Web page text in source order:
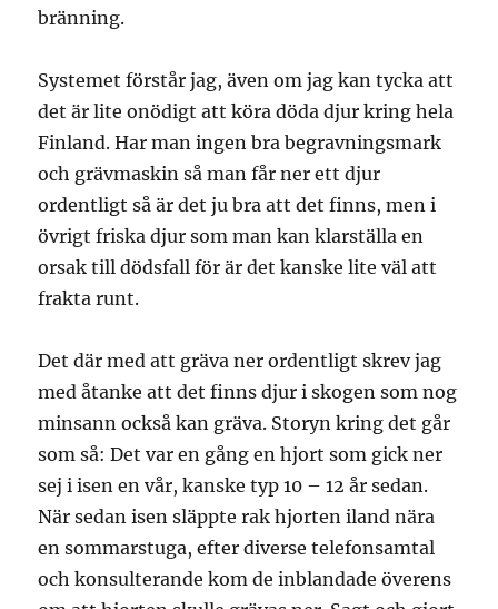
bränning.
Systemet förstår jag, även om jag kan tycka att
det är lite onödigt att köra döda djur kring hela
Finland. Har man ingen bra begravningsmark
och grävmaskin så man får ner ett djur
ordentligt så är det ju bra att det finns, men i
övrigt friska djur som man kan klarställa en
orsak till dödsfall för är det kanske lite väl att
frakta runt.
Det där med att gräva ner ordentligt skrev jag
med åtanke att det finns djur i skogen som nog
minsann också kan gräva. Storyn kring det går
som så: Det var en gång en hjort som gick ner
sej i isen en vår, kanske typ 10 – 12 år sedan.
När sedan isen släppte rak hjorten iland nära
en sommarstuga, efter diverse telefonsamtal
och konsulterande kom de inblandade överens